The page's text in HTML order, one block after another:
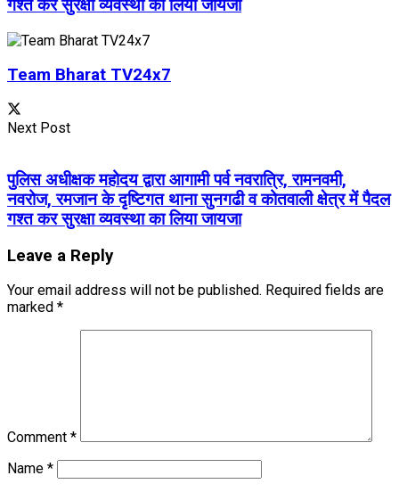
गश्त कर सुरक्षा व्यवस्था का लिया जायजा
Team Bharat TV24x7
Next Post
पुलिस अधीक्षक महोदय द्वारा आगामी पर्व नवरात्रि, रामनवमी,
नवरोज, रमजान के दृष्टिगत थाना सुनगढी व कोतवाली क्षेत्र में पैदल
गश्त कर सुरक्षा व्यवस्था का लिया जायजा
Leave a Reply
Your email address will not be published. Required fields are
marked *
Comment *
Name *